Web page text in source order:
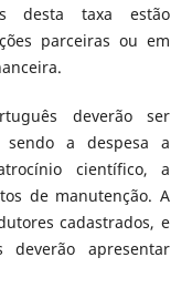
desta taxa estão
parceiras ou em
deverão ser
a despesa a
científico, a
de manutenção. A
cadastrados, e
apresentar